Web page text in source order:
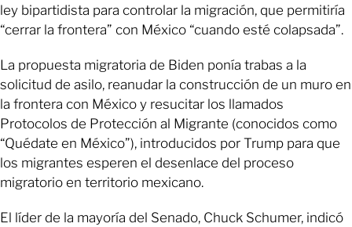
ley bipartidista para controlar la migración, que permitiría
“cerrar la frontera” con México “cuando esté colapsada”.
La propuesta migratoria de Biden ponía trabas a la
solicitud de asilo, reanudar la construcción de un muro en
la frontera con México y resucitar los llamados
Protocolos de Protección al Migrante (conocidos como
“Quédate en México”), introducidos por Trump para que
los migrantes esperen el desenlace del proceso
migratorio en territorio mexicano.
El líder de la mayoría del Senado, Chuck Schumer, indicó